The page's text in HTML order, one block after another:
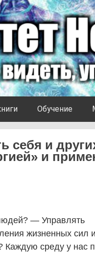
Обучение
себя и
и
— Управлять
жизненных сил
среду у нас